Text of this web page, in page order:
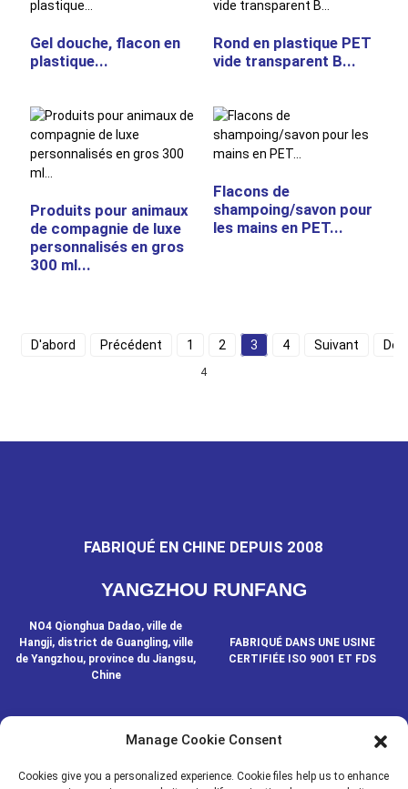
Gel douche, flacon en
plastique...
Rond en plastique PET
vide transparent B...
Produits pour animaux
de compagnie de luxe
personnalisés en gros
300 ml...
Flacons de
shampoing/savon pour
les mains en PET...
D'abord Précédent 1 2 3 4 Suivant
4
FABRIQUÉ EN CHINE DEPUIS 2008
YANGZHOU RUNFANG
NO4 Qionghua Dadao, ville de
Hangji, district de Guangling, ville
de Yangzhou, province du Jiangsu,
Chine
FABRIQUÉ DANS UNE USINE
CERTIFIÉE ISO 9001 ET FDS
CONTACTEZ-NOUS
Manage Cookie Consent
Cookies give you a personalized experience. Cookie files help us to enhance